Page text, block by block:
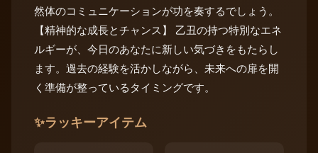
然体のコミュニケーションが功を奏するでしょう。
【精神的な成長とチャンス】 乙丑の持つ特別なエネ
ルギーが、今日のあなたに新しい気づきをもたらし
ます。過去の経験を活かしながら、未来への扉を開
く準備が整っているタイミングです。
✨ラッキーアイテム